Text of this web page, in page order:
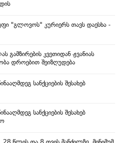
"გლოვოს" კურიერს თავს დაესხა -
გამზირების კვეთიდან ჟვანიას
დროებით შეიზღუდება
სანქციების შესახებ
სანქციების შესახებ